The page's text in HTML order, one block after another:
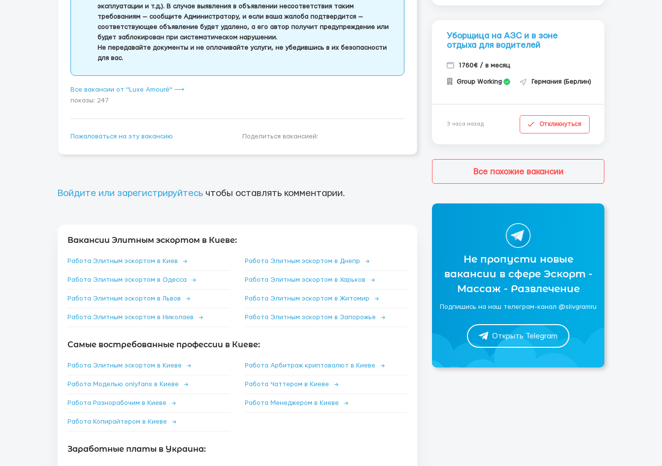
эксплуатации и т.д.). В случае выявления в объявлении несоответствия таким
требованиям — сообщите Администратору, и если ваша жалоба подтвердится —
соответствующее объявление будет удалено, а его автор получит предупреждение или
будет заблокирован при систематическом нарушении.
Не передавайте документы и не оплачивайте услуги, не убедившись в их безопасности
для вас.
Все вакансии от "Luxe Amouré" ⟶
показы: 247
Пожаловаться на эту вакансию Поделиться вакансией:
Войдите или зарегистрируйтесь чтобы оставлять комментарии.
Вакансии Элитным эскортом в Киеве:
Работа Элитным эскортом в Киев → Работа Элитным эскортом в Днепр →
Работа Элитным эскортом в Одесса → Работа Элитным эскортом в Харьков →
Работа Элитным эскортом в Львов → Работа Элитным эскортом в Житомир →
Работа Элитным эскортом в Николаев → Работа Элитным эскортом в Запорожье →
Самые востребованные профессии в Киеве:
Работа Элитным эскортом в Киеве → Работа Арбитраж криптовалют в Киеве →
Работа Моделью onlyfans в Киеве → Работа Чаттером в Киеве →
Работа Разнорабочим в Киеве → Работа Менеджером в Киеве →
Работа Копирайтером в Киеве →
Заработные платы в Украина:
Уборщица на АЗС и в зоне
отдыха для водителей
1760€ / в месяц
Group Working Германия (Берлин)
3 часа назад Откликнуться
Все похожие вакансии
Не пропусти новые
вакансии в сфере Эскорт -
Массаж - Развлечение
Подпишись на наш телеграм-канал @slivgramru
Открыть Telegram